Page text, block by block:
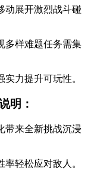
动展开激烈战斗碰
多样难题任务需集
力提升可玩性。
明：
带来全新挑战沉浸
轻松应对敌人。